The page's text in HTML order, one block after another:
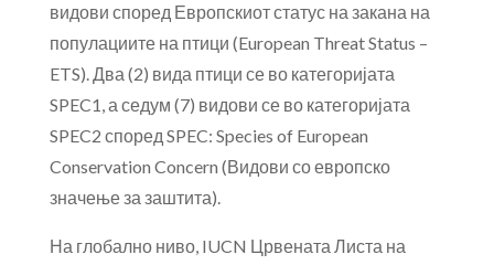
видови според Европскиот статус на закана на
популациите на птици (European Threat Status –
ETS). Два (2) вида птици се во категоријата
SPEC1, а седум (7) видови се во категоријата
SPEC2 според SPEC: Species of European
Conservation Concern (Видови со европско
значење за заштита).
На глобално ниво, IUCN Црвената Листа на